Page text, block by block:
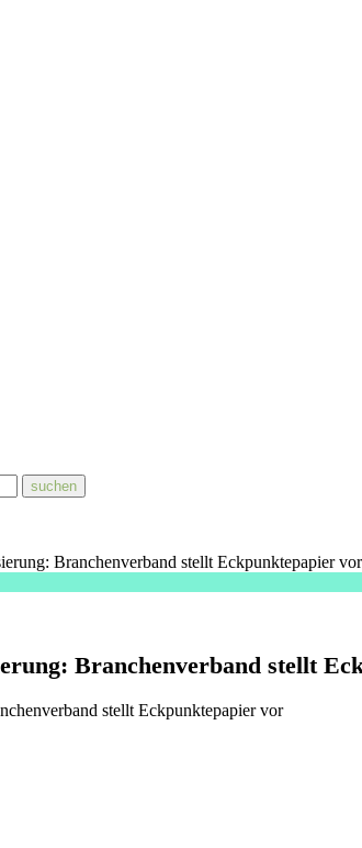
Branchenverband stellt Eckpunktepapier vor
Branchenverband stellt